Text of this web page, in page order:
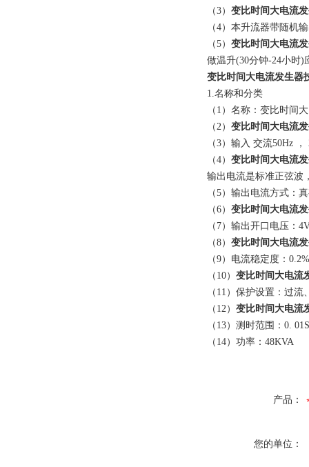
（3） 变比时间大电流
（4）本升流器带随机
（5） 变比时间大电流
做温升(30分钟-24小时)
变比时间大电流发生器
1.名称和分类
（1）名称：变比时间
（2） 变比时间大电流
（3）输入 交流50Hz ，
（4） 变比时间大电流
输出电流是标准正弦波
（5）输出电流方式：
（6） 变比时间大电流
（7）输出开口电压：
（8） 变比时间大电流
（9）电流稳定度：
（10） 变比时间大电流
（11）保护设置：过流
（12） 变比时间大电流
（13）测时范围：0.
（14）功率：48KVA
产品：
您的单位：